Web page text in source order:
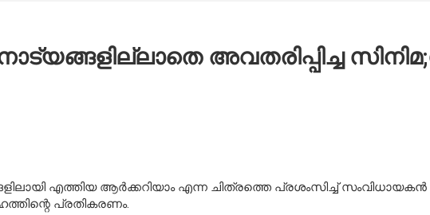
അവതരിപ്പിച്ച
എത്തിയ ആര്‍ക്കറിയാം എന്ന ചിത്രത്തെ പ്രശംസിച്ച്
പ്രതികരണം.